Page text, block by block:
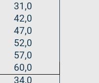
31,0
42,0
47,0
52,0
57,0
60,0
34,0